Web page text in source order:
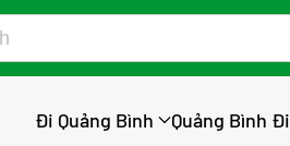
Đi Quảng Bình Quảng Bình Đi